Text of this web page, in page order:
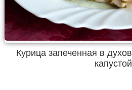
Курица запеченная в
капустой